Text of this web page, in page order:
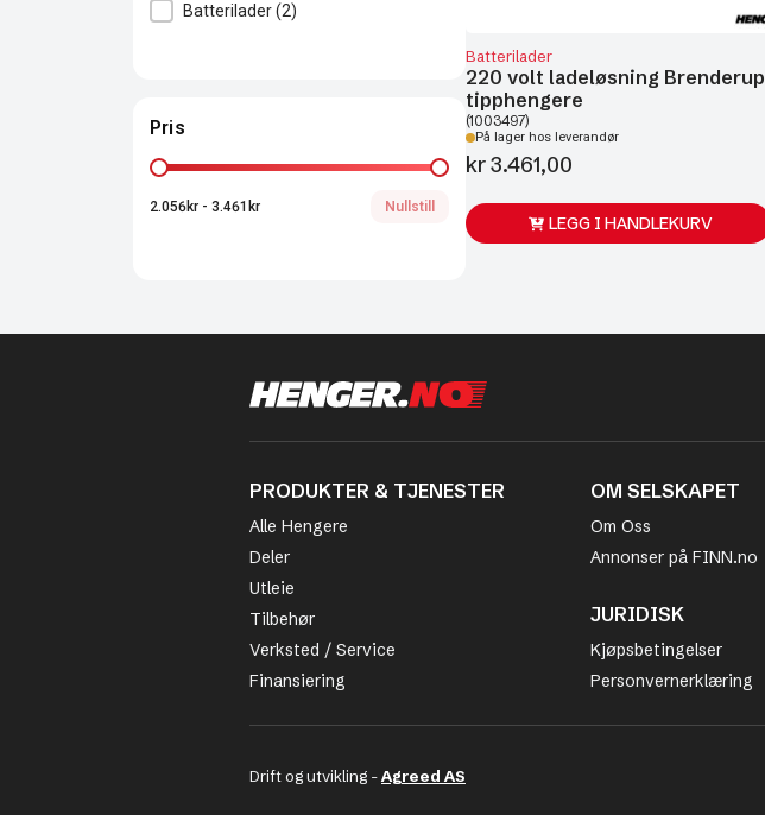
Underkategori
Batterilader(2)
Pris
Pris
2.056kr - 3.461kr Nullstill
Batterilader
220 volt ladeløsning Brenderup
tipphengere
(1003497)
På lager hos leverandør
kr3.461,00
LEGG I HANDLEKURV
PRODUKTER & TJENESTER
Alle Hengere
Deler
Utleie
Tilbehør
Verksted / Service
Finansiering
OM SELSKAPET
Om Oss
Annonser på FINN.no
JURIDISK
Kjøpsbetingelser
Personvernerklæring
Drift og utvikling -Agreed AS